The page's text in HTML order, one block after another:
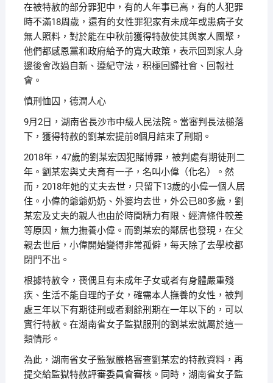
在被特赦的部分罪犯中，有的人年事已高，有的人犯罪
時不滿18周歲，還有的女性罪犯家有未成年或患病子女
無人照料，對於能在中秋前獲得特赦使其與家人團聚，
他們都感恩黨和政府給予的寬大政策，表示回到家人身
邊後會改過自新、遵紀守法，积極回歸社會、回報社
會。
慎刑恤囚，德潤人心
9月2日，湖南省長沙市中級人民法院。當審判長法槌落
下，獲得特赦的劉某宏提前8個月結束了刑期。
2018年，47歲的劉某宏因犯賭博罪，被判處有期徒刑二
年。劉某宏與丈夫育有一子，名叫小偉（化名）。然
而，2018年她的丈夫去世，只留下13歲的小偉一個人居
住。小偉的爺爺奶奶、外婆均去世，外公已80多歲，劉
某宏及丈夫的親人也由於時間精力有限、經濟條件較差
等原因，無力撫養小偉。而劉某宏的鄰居也發現，在父
親去世后，小偉開始變得非常孤僻，每天除了去學校都
閉門不出。
根據特赦令，喪偶且有未成年子女或者有身體嚴重殘
疾、生活不能自理的子女，確需本人撫養的女性，被判
處三年以下有期徒刑或者剩餘刑期在一年以下的，可以
實行特赦。在湖南省女子監獄服刑的劉某宏就屬於這一
類情形。
為此，湖南省女子監獄嚴格審查劉某宏的特赦資料，再
提交給監獄特赦評審委員會審核。同時，湖南省女子監